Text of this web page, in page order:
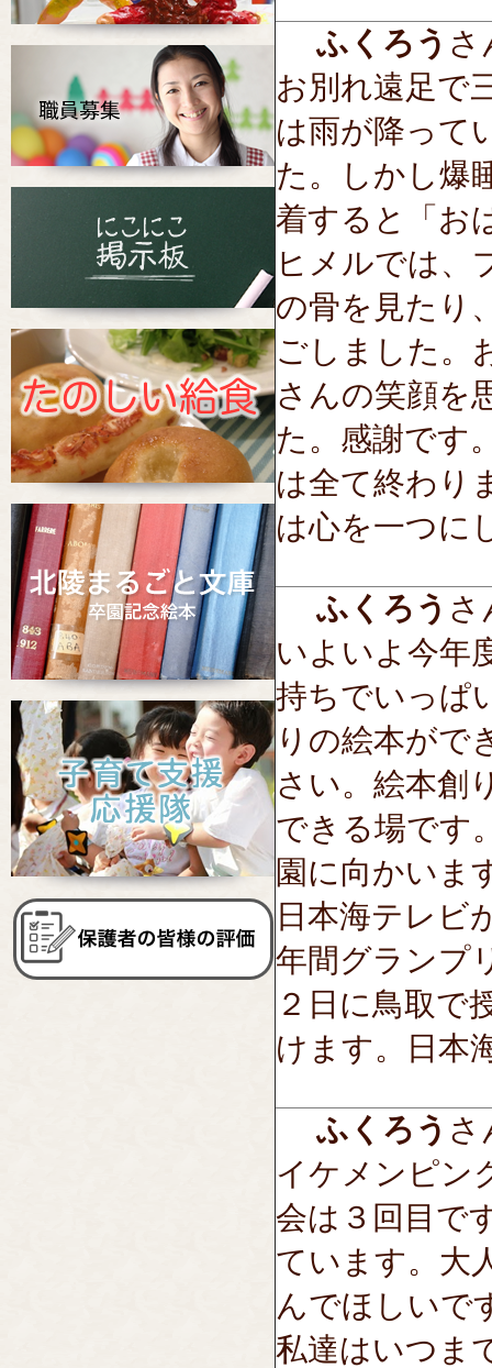
ふくろう さ
お別れ遠足で
は雨が降って
た。しかし爆
着すると「お
ヒメルでは、
の骨を見たり
ごしました。
さんの笑顔を
た。感謝です
は全て終わり
は心を一つに
ふくろう さ
いよいよ今年
持ちでいっぱ
りの絵本がで
さい。絵本創
できる場です
園に向かいま
日本海テレビ
年間グランプ
２日に鳥取で
けます。日本
ふくろう さ
イケメンピン
会は３回目で
ています。大
んでほしいで
私達はいつま